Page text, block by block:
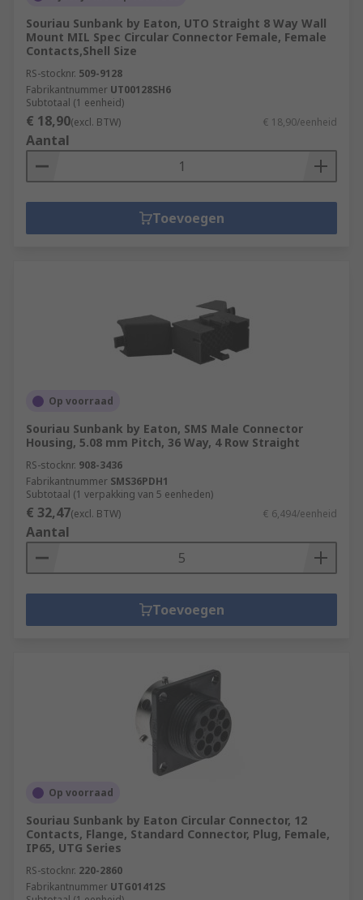
Souriau Sunbank by Eaton, UTO Straight 8 Way Wall
Mount MIL Spec Circular Connector Female, Female
Contacts,Shell Size
RS-stocknr. 509-9128
Fabrikantnummer UT00128SH6
Subtotaal (1 eenheid)
€ 18,90(excl. BTW) € 18,90/eenheid
Aantal
Toevoegen
Op voorraad
Souriau Sunbank by Eaton, SMS Male Connector
Housing, 5.08 mm Pitch, 36 Way, 4 Row Straight
RS-stocknr. 908-3436
Fabrikantnummer SMS36PDH1
Subtotaal (1 verpakking van 5 eenheden)
€ 32,47(excl. BTW) € 6,494/eenheid
Aantal
Toevoegen
Op voorraad
Souriau Sunbank by Eaton Circular Connector, 12
Contacts, Flange, Standard Connector, Plug, Female,
IP65, UTG Series
RS-stocknr. 220-2860
Fabrikantnummer UTG01412S